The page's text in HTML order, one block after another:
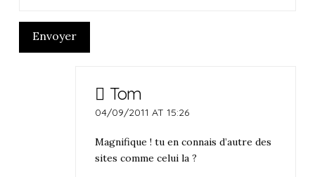
Envoyer
Tom
04/09/2011 AT 15:26
Magnifique ! tu en connais d’autre des
sites comme celui la ?